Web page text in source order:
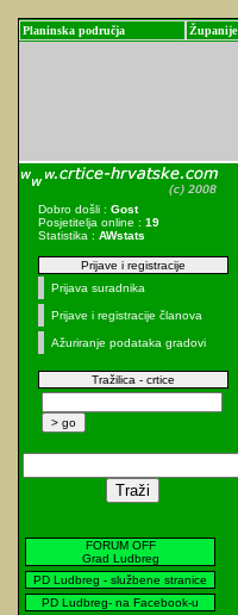
Planinska područja Županije
Dobro došli : Gost
Posjetitelja online : 19
Statistika : AWstats
Prijave i registracije
Prijava suradnika
Prijave i registracije članova
Ažuriranje podataka gradovi
Tražilica - crtice
FORUM OFF
Grad Ludbreg
PD Ludbreg - službene stranice
PD Ludbreg- na Facebook-u